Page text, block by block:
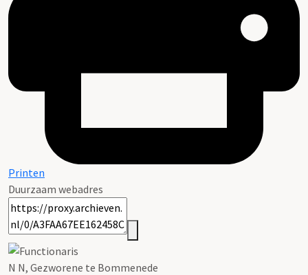
Printen
Duurzaam webadres
N N, Gezworene te Bommenede